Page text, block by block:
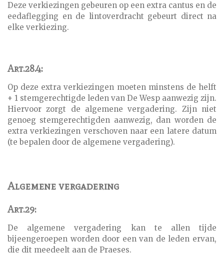
Deze verkiezingen gebeuren op een extra cantus en de
eedaflegging en de lintoverdracht gebeurt direct na
elke verkiezing.
Art.28.4:
Op deze extra verkiezingen moeten minstens de helft
+ 1 stemgerechtigde leden van De Wesp aanwezig zijn.
Hiervoor zorgt de algemene vergadering. Zijn niet
genoeg stemgerechtigden aanwezig, dan worden de
extra verkiezingen verschoven naar een latere datum
(te bepalen door de algemene vergadering).
Algemene vergadering
Art.29:
De algemene vergadering kan te allen tijde
bijeengeroepen worden door een van de leden ervan,
die dit meedeelt aan de Praeses.